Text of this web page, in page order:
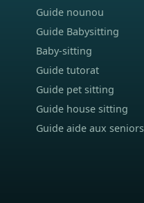
Guide nounou
Guide Babysitting
Baby-sitting
Guide tutorat
Guide pet sitting
Guide house sitting
Guide aide aux seniors